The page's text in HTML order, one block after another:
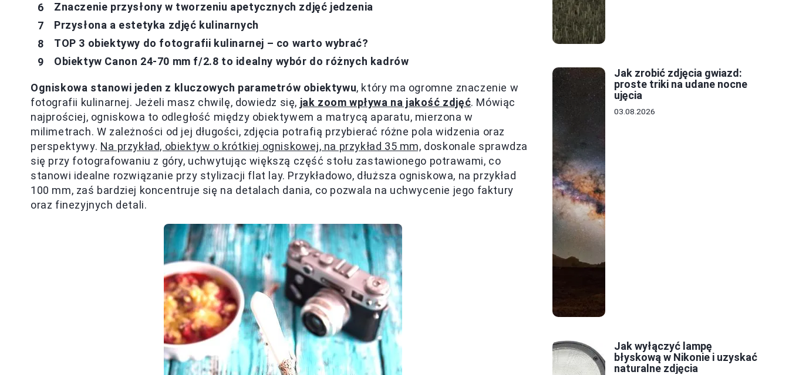
Znaczenie przysłony w tworzeniu apetycznych zdjęć jedzenia
Przysłona a estetyka zdjęć kulinarnych
TOP 3 obiektywy do fotografii kulinarnej – co warto wybrać?
Obiektyw Canon 24-70 mm f/2.8 to idealny wybór do różnych kadrów
Ogniskowa stanowi jeden z kluczowych parametrów obiektywu, który ma ogromne znaczenie w
fotografii kulinarnej. Jeżeli masz chwilę, dowiedz się, jak zoom wpływa na jakość zdjęć. Mówiąc
najprościej, ogniskowa to odległość między obiektywem a matrycą aparatu, mierzona w
milimetrach. W zależności od jej długości, zdjęcia potrafią przybierać różne pola widzenia oraz
perspektywy. Na przykład, obiektyw o krótkiej ogniskowej, na przykład 35 mm, doskonale sprawdza
się przy fotografowaniu z góry, uchwytując większą część stołu zastawionego potrawami, co
stanowi idealne rozwiązanie przy stylizacji flat lay. Przykładowo, dłuższa ogniskowa, na przykład
100 mm, zaś bardziej koncentruje się na detalach dania, co pozwala na uchwycenie jego faktury
oraz finezyjnych detali.
Jak zrobić zdjęcia gwiazd:
proste triki na udane nocne
ujęcia
03.08.2026
Jak wyłączyć lampę
błyskową w Nikonie i uzyskać
naturalne zdjęcia